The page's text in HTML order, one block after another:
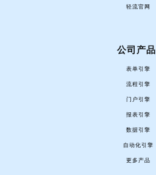
轻流官网
公司产品
表单引擎
流程引擎
门户引擎
报表引擎
数据引擎
自动化引擎
更多产品